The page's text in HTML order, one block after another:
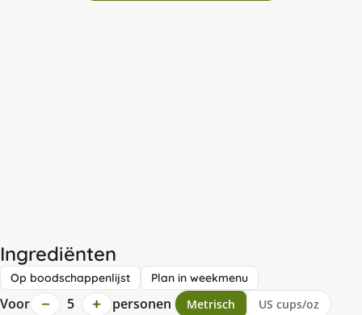
Ingrediënten
Op boodschappenlijst Plan in weekmenu
Voor − 5 + personen Metrisch US cups/oz